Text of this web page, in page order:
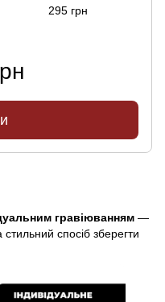
295 грн
гравіюванням —
спосіб зберегти